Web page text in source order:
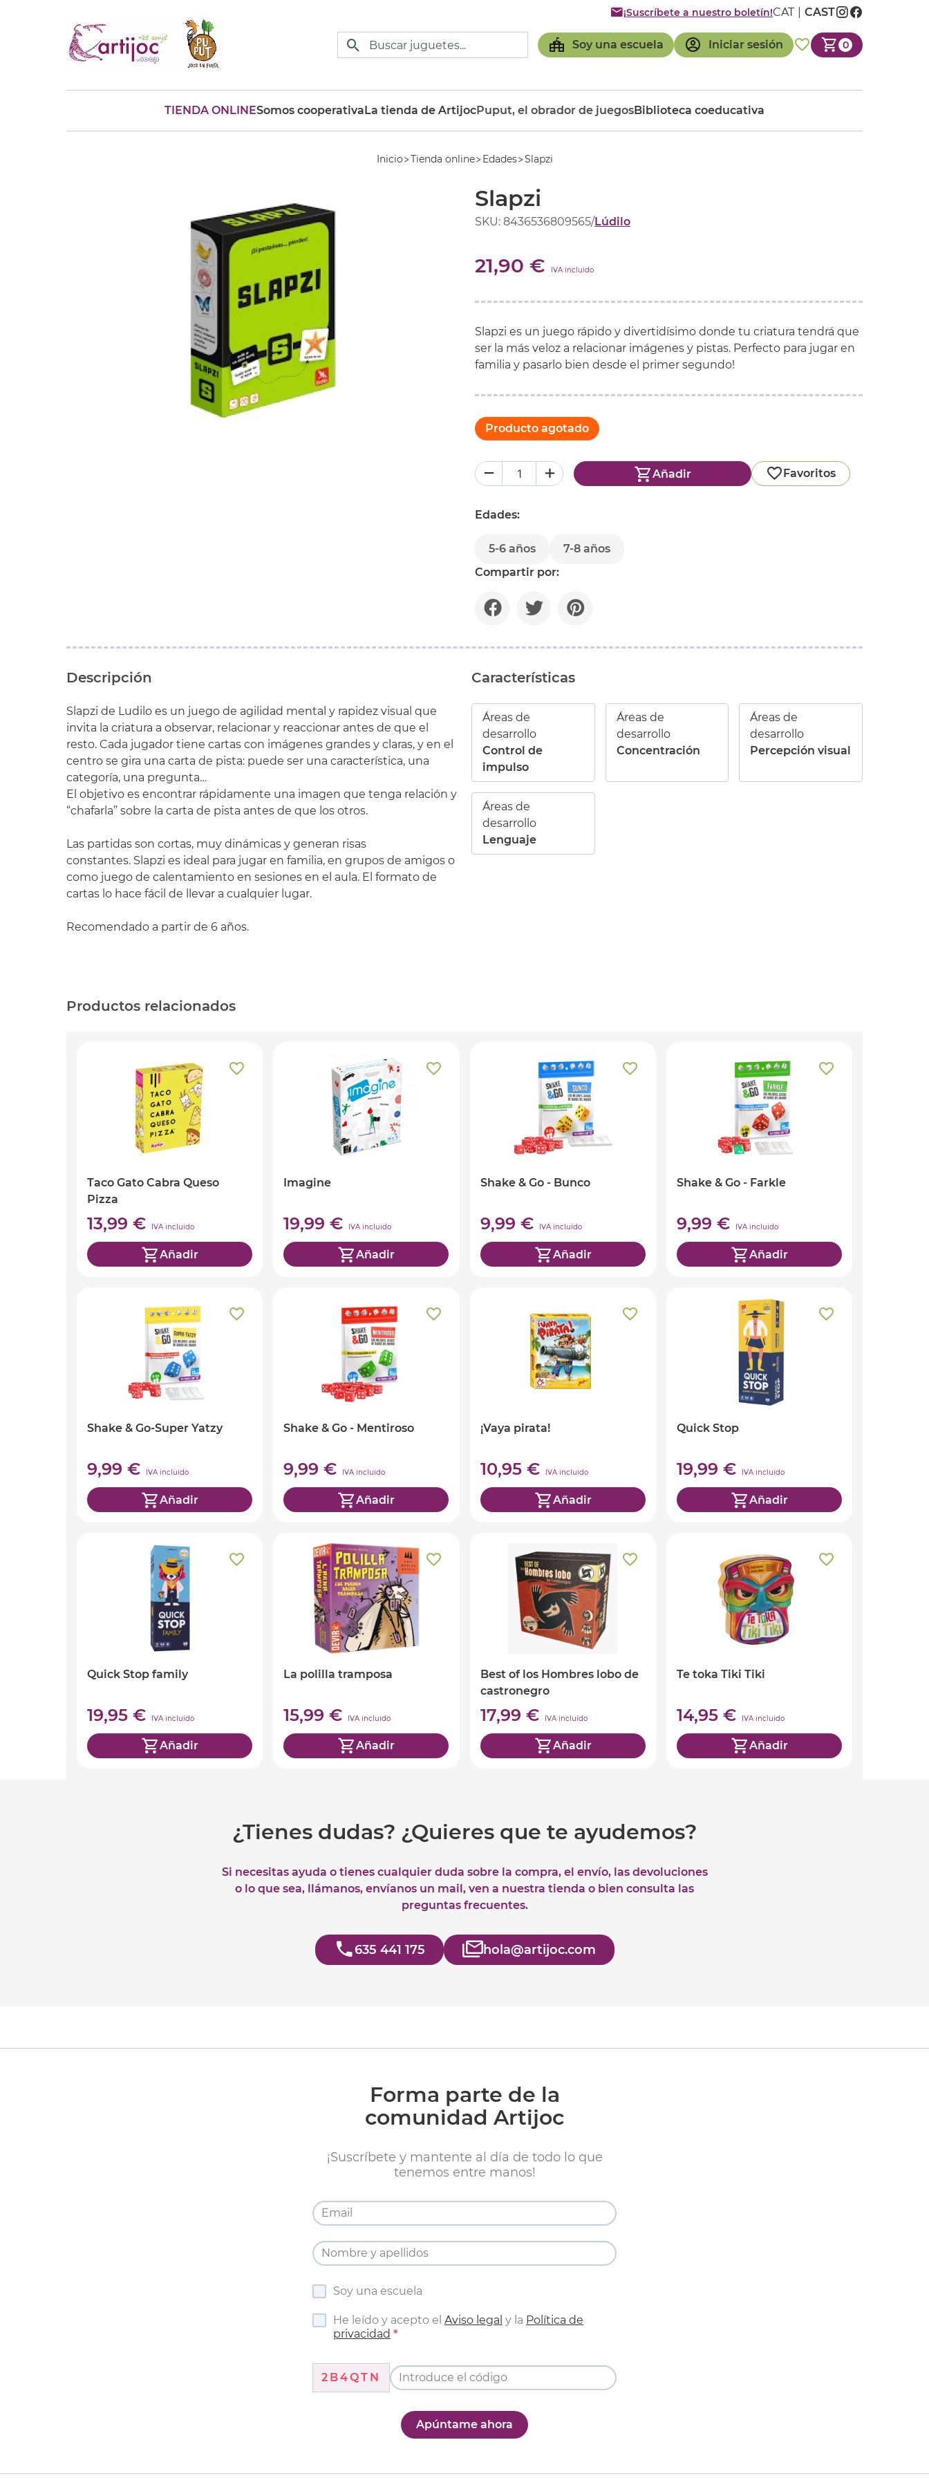
Soy una escuela Iniciar sesión 0
¡Suscríbete a nuestro boletín!CAT CAST
TIENDA ONLINESomos cooperativaLa tienda de ArtijocPuput, el obrador de juegosBiblioteca coeducativa
Inicio Tienda online Edades Slapzi
Slapzi
SKU: 8436536809565/Lúdilo
21,90 € IVA incluido
Slapzi es un juego rápido y divertidísimo donde tu criatura tendrá que
ser la más veloz a relacionar imágenes y pistas. Perfecto para jugar en
familia y pasarlo bien desde el primer segundo!
Producto agotado
Añadir Favoritos
Edades:
5-6 años
7-8 años
Compartir por:
Descripción
Slapzi de Ludilo es un juego de agilidad mental y rapidez visual que
invita la criatura a observar, relacionar y reaccionar antes de que el
resto. Cada jugador tiene cartas con imágenes grandes y claras, y en el
centro se gira una carta de pista: puede ser una característica, una
categoría, una pregunta…
El objetivo es encontrar rápidamente una imagen que tenga relación y
“chafarla” sobre la carta de pista antes de que los otros.
Las partidas son cortas, muy dinámicas y generan risas
constantes. Slapzi es ideal para jugar en familia, en grupos de amigos o
como juego de calentamiento en sesiones en el aula. El formato de
cartas lo hace fácil de llevar a cualquier lugar.
Recomendado a partir de 6 años.
Características
Áreas de
desarrollo
Control de
impulso
Áreas de
desarrollo
Concentración
Áreas de
desarrollo
Percepción visual
Áreas de
desarrollo
Lenguaje
Productos relacionados
Taco Gato Cabra Queso
Pizza
13,99 € IVA incluido
Añadir
Imagine
19,99 € IVA incluido
Añadir
Shake & Go - Bunco
9,99 € IVA incluido
Añadir
Shake & Go - Farkle
9,99 € IVA incluido
Añadir
Shake & Go-Super Yatzy
9,99 € IVA incluido
Añadir
Shake & Go - Mentiroso
9,99 € IVA incluido
Añadir
¡Vaya pirata!
10,95 € IVA incluido
Añadir
Quick Stop
19,99 € IVA incluido
Añadir
Quick Stop family
19,95 € IVA incluido
Añadir
La polilla tramposa
15,99 € IVA incluido
Añadir
Best of los Hombres lobo de
castronegro
17,99 € IVA incluido
Añadir
Te toka Tiki Tiki
14,95 € IVA incluido
Añadir
¿Tienes dudas? ¿Quieres que te ayudemos?
Si necesitas ayuda o tienes cualquier duda sobre la compra, el envío, las devoluciones
o lo que sea, llámanos, envíanos un mail, ven a nuestra tienda o bien consulta las
preguntas frecuentes.
635 441 175 hola@artijoc.com
Forma parte de la
comunidad Artijoc
¡Suscríbete y mantente al día de todo lo que
tenemos entre manos!
Soy una escuela
He leído y acepto el Aviso legal y la Política de
privacidad
2B4QTN
Apúntame ahora